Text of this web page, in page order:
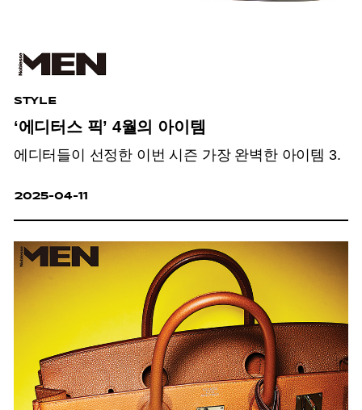
STYLE
‘에디터스 픽’ 4월의 아이템
에디터들이 선정한 이번 시즌 가장 완벽한 아이템 3.
2025-04-11